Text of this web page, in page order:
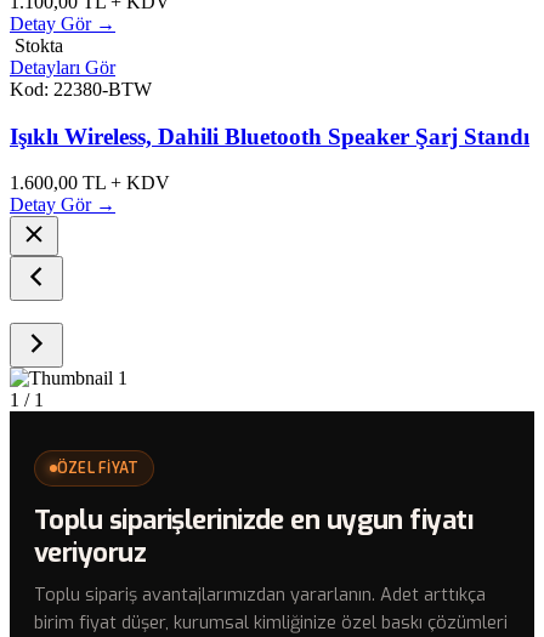
Detay Gör →
Stokta
Detayları Gör
Kod: 22380-BTW
Işıklı Wireless, Dahili Bluetooth Speaker Şarj Standı
1.600,00 TL + KDV
Detay Gör →
1 / 1
ÖZEL FİYAT
Toplu siparişlerinizde en uygun fiyatı
veriyoruz
Toplu sipariş avantajlarımızdan yararlanın. Adet arttıkça
birim fiyat düşer, kurumsal kimliğinize özel baskı çözümleri